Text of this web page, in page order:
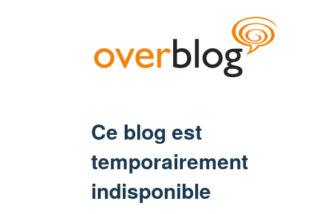
Ce blog est
temporairement
indisponible